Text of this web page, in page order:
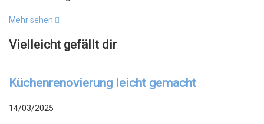
Mehr sehen
Vielleicht gefällt dir
Küchenrenovierung leicht gemacht
14/03/2025